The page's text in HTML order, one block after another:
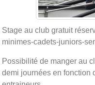
Stage au club gratuit
minimes-cadets-juniors-
Possibilité de manger au
demi journées en fonction